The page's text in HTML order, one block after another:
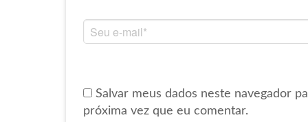
Salvar meus dados neste navegador
próxima vez que eu comentar.